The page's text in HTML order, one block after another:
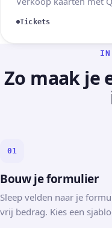
Tickets
Zo maak je
01
Bouw je formulier
Sleep velden naar je
vrij bedrag. Kies een